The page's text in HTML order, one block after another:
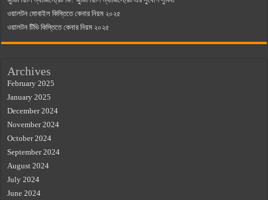
ওয়ালটন মোবাইল কিস্তিতে কেনার নিয়ম ২০২৫
ওয়ালটন টিভি কিস্তিতে কেনার নিয়ম ২০২৫
Archives
February 2025
January 2025
December 2024
November 2024
October 2024
September 2024
August 2024
July 2024
June 2024